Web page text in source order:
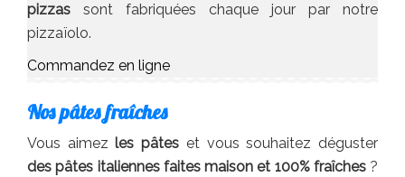
pizzas sont fabriquées chaque jour par notre
pizzaïolo.
Commandez en ligne
Nos pâtes fraîches
Vous aimezles pâtes et vous souhaitez déguster
des pâtes italiennes faites maison et 100% fraîches ?